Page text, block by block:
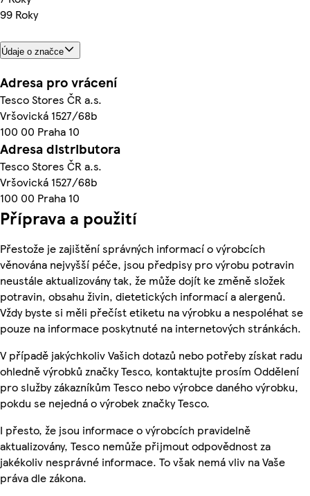
99 Roky
Údaje o značce
Adresa pro vrácení
Tesco Stores ČR a.s.
Vršovická 1527/68b
100 00 Praha 10
Adresa distributora
Tesco Stores ČR a.s.
Vršovická 1527/68b
100 00 Praha 10
Příprava a použití
Přestože je zajištění správných informací o výrobcích
věnována nejvyšší péče, jsou předpisy pro výrobu potravin
neustále aktualizovány tak, že může dojít ke změně složek
potravin, obsahu živin, dietetických informací a alergenů.
Vždy byste si měli přečíst etiketu na výrobku a nespoléhat se
pouze na informace poskytnuté na internetových stránkách.
V případě jakýchkoliv Vašich dotazů nebo potřeby získat radu
ohledně výrobků značky Tesco, kontaktujte prosím Oddělení
pro služby zákazníkům Tesco nebo výrobce daného výrobku,
pokdu se nejedná o výrobek značky Tesco.
I přesto, že jsou informace o výrobcích pravidelně
aktualizovány, Tesco nemůže přijmout odpovědnost za
jakékoliv nesprávné informace. To však nemá vliv na Vaše
práva dle zákona.